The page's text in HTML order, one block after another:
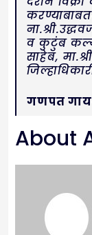
व कुटुंब
साहेब,
गणपत
About